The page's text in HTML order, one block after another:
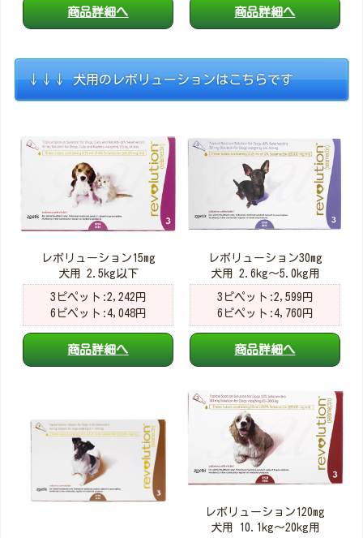
商品詳細へ 商品詳細へ
↓↓↓ 犬用のレボリューションはこちらです
レボリューション15mg
犬用 2.5kg以下
3ピペット:2,242円
6ピペット:4,048円
商品詳細へ
レボリューション30mg
犬用 2.6kg～5.0kg用
3ピペット:2,599円
6ピペット:4,760円
商品詳細へ
レボリューション120mg
犬用 10.1kg～20kg用